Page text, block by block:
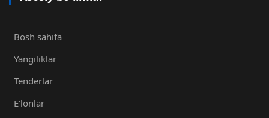
Bosh sahifa
Yangiliklar
Tenderlar
E'lonlar